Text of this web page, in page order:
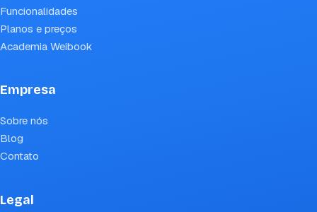
Funcionalidades
Planos e preços
Academia Weibook
Empresa
Sobre nós
Blog
Contato
Legal